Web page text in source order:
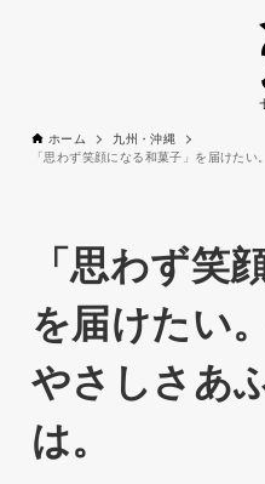
ホーム
九州・沖縄
「思わず笑
を届けたい
やさしさあ
は。